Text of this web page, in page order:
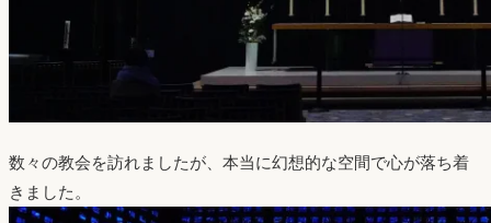
数々の教会を訪れましたが、本当に幻想的な空間で心が落ち着
きました。